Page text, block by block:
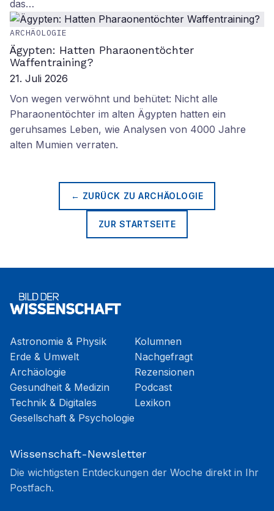
das…
ARCHÄOLOGIE
Ägypten: Hatten Pharaonentöchter
Waffentraining?
21. Juli 2026
Von wegen verwöhnt und behütet: Nicht alle
Pharaonentöchter im alten Ägypten hatten ein
geruhsames Leben, wie Analysen von 4000 Jahre
alten Mumien verraten.
← ZURÜCK ZUARCHÄOLOGIE
ZUR STARTSEITE
Astronomie & Physik
Erde & Umwelt
Archäologie
Gesundheit & Medizin
Technik & Digitales
Gesellschaft & Psychologie
Kolumnen
Nachgefragt
Rezensionen
Podcast
Lexikon
Wissenschaft-Newsletter
Die wichtigsten Entdeckungen der Woche direkt in Ihr
Postfach.